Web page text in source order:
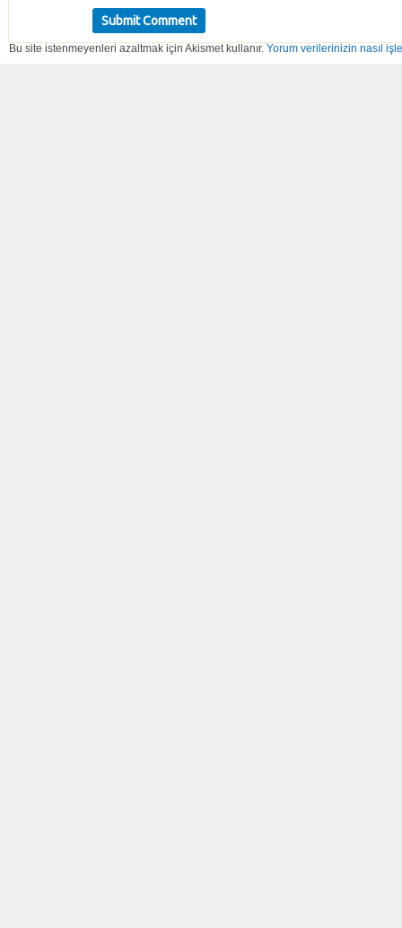
Bu site istenmeyenleri azaltmak için Akismet kullanır. Yorum verilerinizin nasıl